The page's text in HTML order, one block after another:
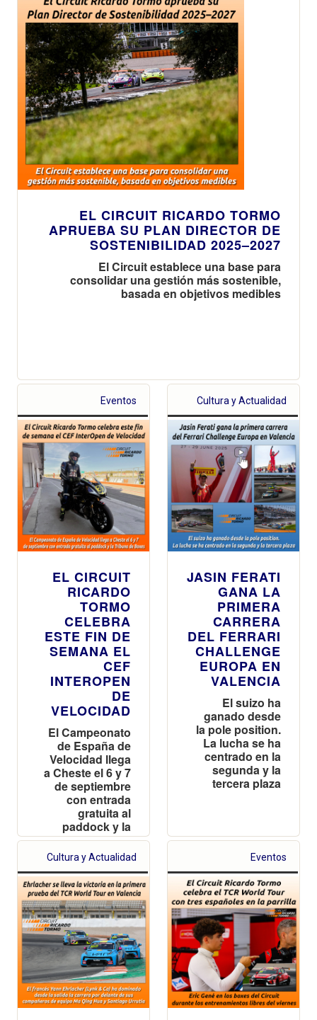
EL CIRCUIT RICARDO TORMO
APRUEBA SU PLAN DIRECTOR DE
SOSTENIBILIDAD 2025–2027
El Circuit establece una base para
consolidar una gestión más sostenible,
basada en objetivos medibles
Eventos
EL CIRCUIT
RICARDO
TORMO
CELEBRA
ESTE FIN DE
SEMANA EL
CEF
INTEROPEN
DE
VELOCIDAD
El Campeonato
de España de
Velocidad llega
a Cheste el 6 y 7
de septiembre
con entrada
gratuita al
paddock y la
Tribuna de
Boxes
Cultura y Actualidad
JASIN FERATI
GANA LA
PRIMERA
CARRERA
DEL FERRARI
CHALLENGE
EUROPA EN
VALENCIA
El suizo ha
ganado desde
la pole position.
La lucha se ha
centrado en la
segunda y la
tercera plaza
Cultura y Actualidad Eventos